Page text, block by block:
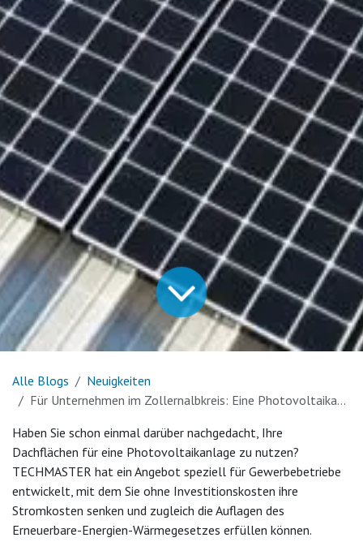
Alle Blogs
Neuigkeiten
Für Unternehmen im Zollernalbkreis: Eine Photovoltaikanlage ohne Investitionskosten
Haben Sie schon einmal darüber nachgedacht, Ihre
Dachflächen für eine Photovoltaikanlage zu nutzen?
TECHMASTER hat ein Angebot speziell für Gewerbebetriebe
entwickelt, mit dem Sie ohne Investitionskosten ihre
Stromkosten senken und zugleich die Auflagen des
Erneuerbare-Energien-Wärmegesetzes erfüllen können.